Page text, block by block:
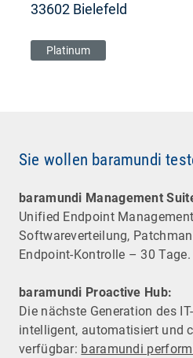
33602 Bielefeld
Platinum
Sie wollen baramundi
baramundi Management
Unified Endpoint
Software­verteilung,
Endpoint-Kontrolle – 30 Tage.
baramundi Proactive Hub:
Die nächste Generation des
intelligent, automatisiert und
verfügbar: baramundi